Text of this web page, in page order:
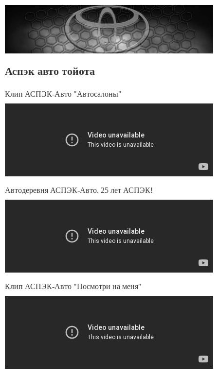
Аспэк авто тойота
Клип АСПЭК-Авто "Автосалоны"
Автодеревня АСПЭК-Авто. 25 лет АСПЭК!
Клип АСПЭК-Авто "Посмотри на меня"